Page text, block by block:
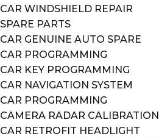
CAR WINDSHIELD REPAIR
SPARE PARTS
CAR GENUINE AUTO SPARE
CAR PROGRAMMING
CAR KEY PROGRAMMING
CAR NAVIGATION SYSTEM
CAR PROGRAMMING
CAMERA RADAR CALIBRATION
CAR RETROFIT HEADLIGHT